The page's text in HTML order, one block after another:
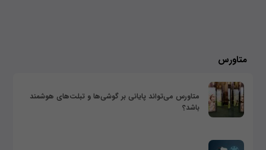
متاورس
متاورس می‌تواند پایانی بر گوشی‌ها و تبلت‌های هوشمند
باشد؟